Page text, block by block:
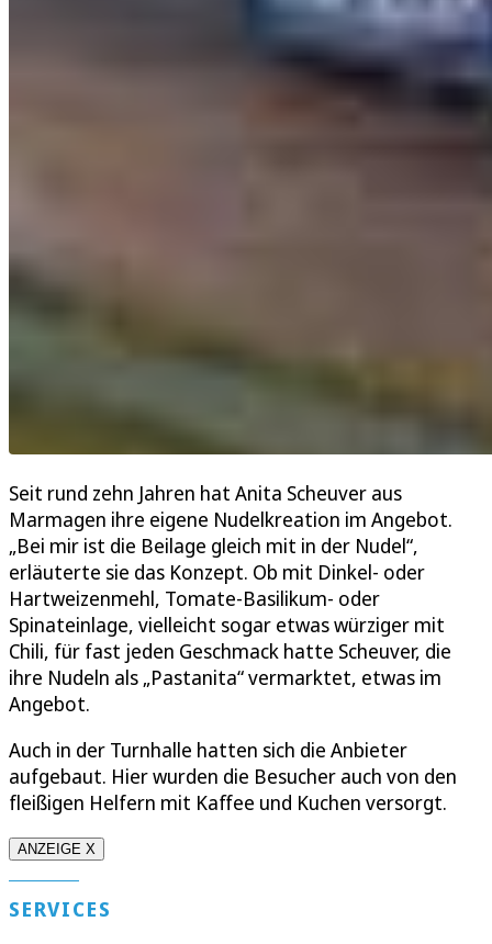
Seit rund zehn Jahren hat Anita Scheuver aus
Marmagen ihre eigene Nudelkreation im Angebot.
„Bei mir ist die Beilage gleich mit in der Nudel“,
erläuterte sie das Konzept. Ob mit Dinkel- oder
Hartweizenmehl, Tomate-Basilikum- oder
Spinateinlage, vielleicht sogar etwas würziger mit
Chili, für fast jeden Geschmack hatte Scheuver, die
ihre Nudeln als „Pastanita“ vermarktet, etwas im
Angebot.
Auch in der Turnhalle hatten sich die Anbieter
aufgebaut. Hier wurden die Besucher auch von den
fleißigen Helfern mit Kaffee und Kuchen versorgt.
ANZEIGE X
SERVICES